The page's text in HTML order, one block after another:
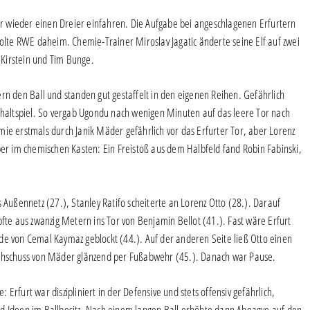
einen Dreier einfahren. Die Aufgabe bei angeschlagenen Erfurtern
RWE daheim. Chemie-Trainer Miroslav Jagatic änderte seine Elf auf zwei
und Tim Bunge.
den Ball und standen gut gestaffelt in den eigenen Reihen. Gefährlich
So vergab Ugondu nach wenigen Minuten auf das leere Tor nach
erstmals durch Janik Mäder gefährlich vor das Erfurter Tor, aber Lorenz
im chemischen Kasten: Ein Freistoß aus dem Halbfeld fand Robin Fabinski,
(27.), Stanley Ratifo scheiterte an Lorenz Otto (28.). Darauf
aus zwanzig Metern ins Tor von Benjamin Bellot (41.). Fast wäre Erfurt
von Cemal Kaymaz geblockt (44.). Auf der anderen Seite ließ Otto einen
von Mäder glänzend per Fußabwehr (45.). Danach war Pause.
Erfurt war diszipliniert in der Defensive und stets offensiv gefährlich,